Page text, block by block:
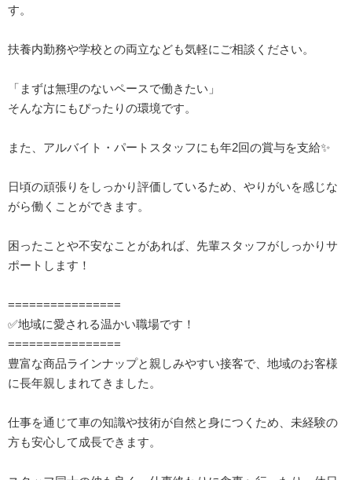
す。
扶養内勤務や学校との両立なども気軽にご相談ください。
「まずは無理のないペースで働きたい」
そんな方にもぴったりの環境です。
また、アルバイト・パートスタッフにも年2回の賞与を支給✨
日頃の頑張りをしっかり評価しているため、やりがいを感じな
がら働くことができます。
困ったことや不安なことがあれば、先輩スタッフがしっかりサ
ポートします！
================
✅地域に愛される温かい職場です！
================
豊富な商品ラインナップと親しみやすい接客で、地域のお客様
に長年親しまれてきました。
仕事を通じて車の知識や技術が自然と身につくため、未経験の
方も安心して成長できます。